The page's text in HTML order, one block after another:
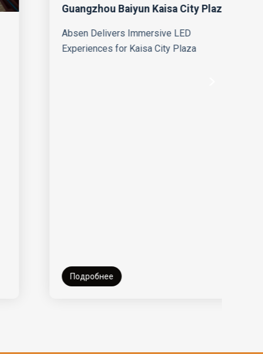
Guangzhou Baiyun Kaisa City Plaza
Absen Delivers Immersive LED
Experiences for Kaisa City Plaza
Подробнее